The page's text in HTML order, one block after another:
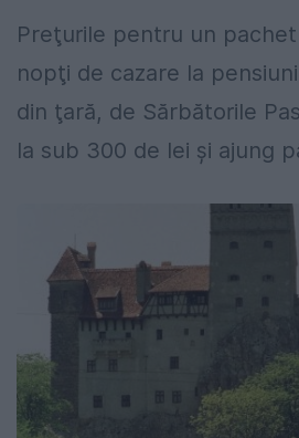
Preţurile pentru un
nopţi de cazare la
din ţară, de Sărbătorile
la sub 300 de lei şi ajung